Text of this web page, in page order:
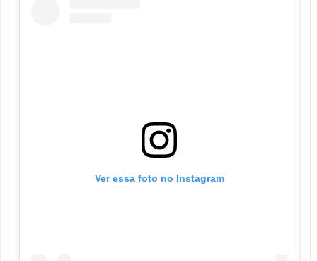
Ver essa foto no Instagram